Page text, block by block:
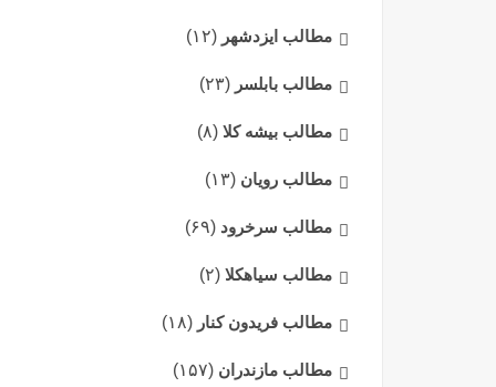
مطالب ایزدشهر (۱۲)
مطالب بابلسر (۲۳)
مطالب بیشه کلا (۸)
مطالب رویان (۱۳)
مطالب سرخرود (۶۹)
مطالب سیاهکلا (۲)
مطالب فریدون کنار (۱۸)
مطالب مازندران (۱۵۷)